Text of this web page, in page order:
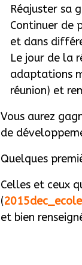
Réajuster sa
Continuer de
et dans
Le jour de la
adaptations
réunion) et
Vous aurez
de
Quelques
Celles et ceux
(
et bien